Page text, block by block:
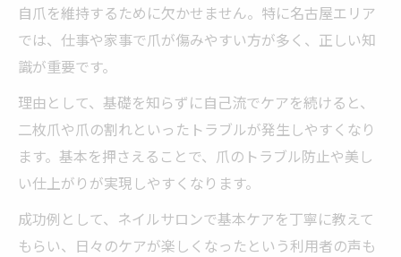
自爪を維持するために欠かせません。特に名古屋エリア
では、仕事や家事で爪が傷みやすい方が多く、正しい知
識が重要です。
理由として、基礎を知らずに自己流でケアを続けると、
二枚爪や爪の割れといったトラブルが発生しやすくなり
ます。基本を押さえることで、爪のトラブル防止や美し
い仕上がりが実現しやすくなります。
成功例として、ネイルサロンで基本ケアを丁寧に教えて
もらい、日々のケアが楽しくなったという利用者の声も